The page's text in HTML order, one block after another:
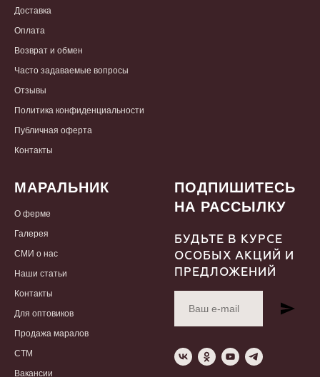
Доставка
Оплата
Возврат и обмен
Часто задаваемые вопросы
Отзывы
Политика конфиденциальности
Публичная оферта
Контакты
МАРАЛЬНИК
О ферме
Галерея
СМИ о нас
Наши статьи
Контакты
Для оптовиков
Продажа маралов
СТМ
Вакансии
ПОДПИШИТЕСЬ
НА РАССЫЛКУ
БУДЬТЕ В КУРСЕ
ОСОБЫХ АКЦИЙ И
ПРЕДЛОЖЕНИЙ